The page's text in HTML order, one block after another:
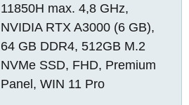
11850H max. 4,8 GHz,
NVIDIA RTX A3000 (6 GB),
64 GB DDR4, 512GB M.2
NVMe SSD, FHD, Premium
Panel, WIN 11 Pro